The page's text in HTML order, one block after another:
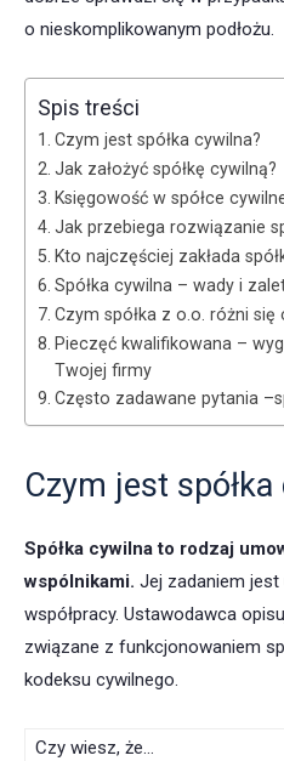
o nieskomplikowanym podłożu.
Spis treści
Czym jest spółka cywilna?
Jak założyć spółkę cywilną?
Księgowość w spółce
Jak przebiega rozwiązanie
Kto najczęściej zakłada
Spółka cywilna – wady i
Czym spółka z o.o. różni się
Pieczęć kwalifikowana –
Twojej firmy
Często zadawane pytania
Czym jest spółka
Spółka cywilna to rodzaj
wspólnikami. Jej zadaniem jest
współpracy. Ustawodawca
związane z funkcjonowaniem
kodeksu cywilnego.
Czy wiesz, że…